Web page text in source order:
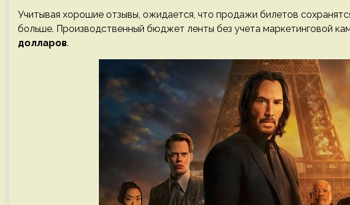
Учитывая хорошие отзывы, ожидается, что продажи билетов
больше. Производственный бюджет ленты без учета маркетинговой
долларов.